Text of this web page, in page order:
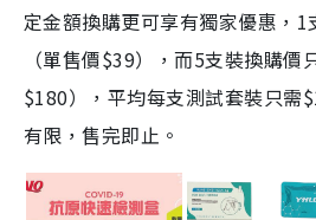
定金額換購更可享有獨家優惠，
（單售價$39），而5支裝換購
$180），平均每支測試套裝只需
有限，售完即止。